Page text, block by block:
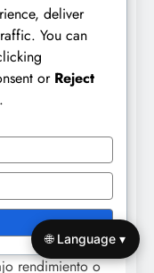
para
Los
en
que puede
y
efectivos a las
es vital en
desarrolladores a
rendimiento o
deliver
You can
or Reject
🌐 Language ▾